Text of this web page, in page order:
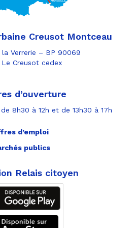
Creusot Montceau
la Verrerie – BP 90069
Le Creusot cedex
d’ouverture
8h30 à 12h et de 13h30 à 17h
d’emploi
publics
Relais citoyen